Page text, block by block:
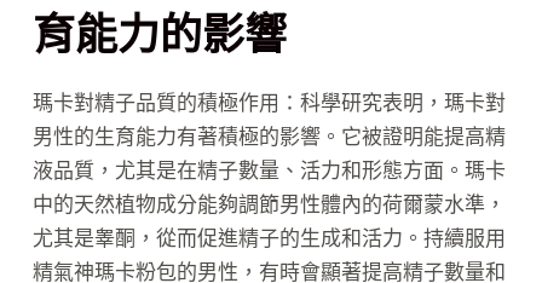
育能力的影響
瑪卡對精子品質的積極作用：科學研究表明，瑪卡對
男性的生育能力有著積極的影響。它被證明能提高精
液品質，尤其是在精子數量、活力和形態方面。瑪卡
中的天然植物成分能夠調節男性體內的荷爾蒙水準，
尤其是睾酮，從而促進精子的生成和活力。持續服用
精氣神瑪卡粉包的男性，有時會顯著提高精子數量和